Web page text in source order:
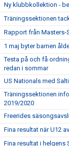
Ny klubbkollektion -
Träningssektionen
Rapport från Masters-
1 maj byter barnen
Testa på och få
redan i sommar
US Nationals med
Träningssektionen
2019/2020
Freerides
Fina resultat när U12
Fina resultat i helgens